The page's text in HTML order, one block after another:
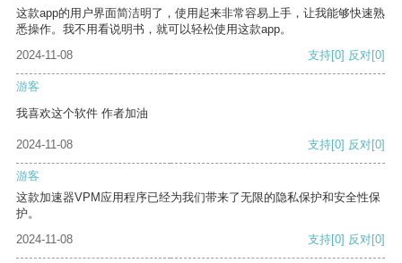
这款app的用户界面简洁明了，使用起来非常容易上手，让我能够快速熟
悉操作。我不用看说明书，就可以轻松使用这款app。
2024-11-08
支持[0] 反对[0]
游客
我喜欢这个软件 作者加油
2024-11-08 支持[0] 反对[0]
游客
这款加速器VPM应用程序已经为我们带来了无限的隐私保护和安全性保
护。
2024-11-08
支持[0] 反对[0]